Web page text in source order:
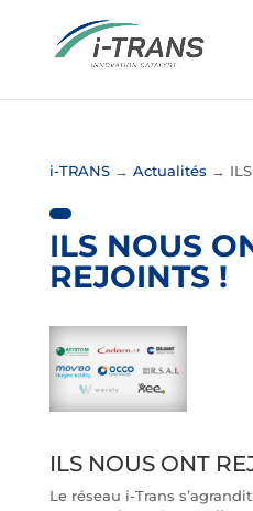
i-TRANS→ Actualités →
ILS NOUS
REJOINTS !
ILS NOUS ONT
Le réseau i-Trans